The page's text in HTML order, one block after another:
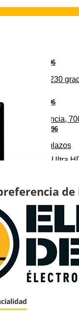
96
de potencia,
96
160/230
96
plazos
EL 4K Ultra